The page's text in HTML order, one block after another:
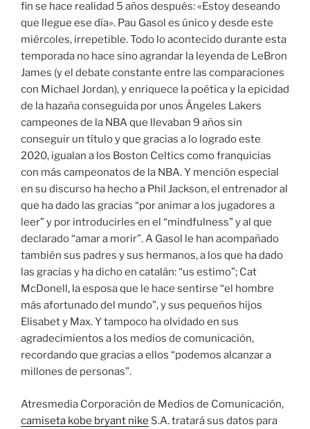
fin se hace realidad 5 años después: «Estoy deseando
que llegue ese día». Pau Gasol es único y desde este
miércoles, irrepetible. Todo lo acontecido durante esta
temporada no hace sino agrandar la leyenda de LeBron
James (y el debate constante entre las comparaciones
con Michael Jordan), y enriquece la poética y la epicidad
de la hazaña conseguida por unos Ángeles Lakers
campeones de la NBA que llevaban 9 años sin
conseguir un título y que gracias a lo logrado este
2020, igualan a los Boston Celtics como franquicias
con más campeonatos de la NBA. Y mención especial
en su discurso ha hecho a Phil Jackson, el entrenador al
que ha dado las gracias “por animar a los jugadores a
leer” y por introducirles en el “mindfulness” y al que
declarado “amar a morir”. A Gasol le han acompañado
también sus padres y sus hermanos, a los que ha dado
las gracias y ha dicho en catalán: “us estimo”; Cat
McDonell, la esposa que le hace sentirse “el hombre
más afortunado del mundo”, y sus pequeños hijos
Elisabet y Max. Y tampoco ha olvidado en sus
agradecimientos a los medios de comunicación,
recordando que gracias a ellos “podemos alcanzar a
millones de personas”.
Atresmedia Corporación de Medios de Comunicación,
camiseta kobe bryant nike S.A. tratará sus datos para